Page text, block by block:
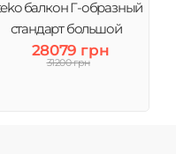
балкон Г-образный
стандарт большой
28079 грн
31200 грн